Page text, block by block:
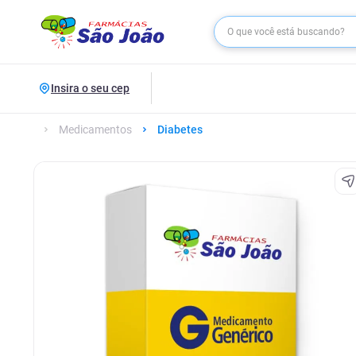
Insira o seu cep
Medicamentos Diabetes